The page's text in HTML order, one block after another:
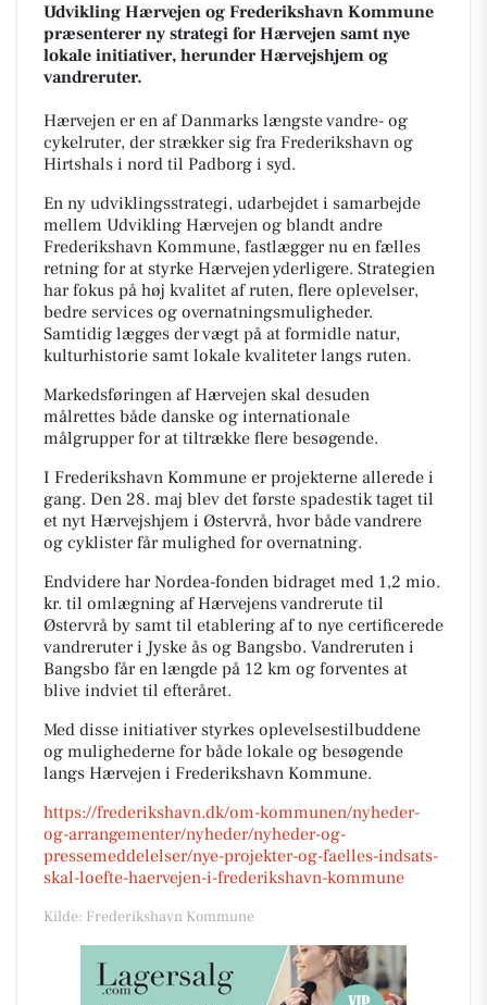
Udvikling Hærvejen og Frederikshavn Kommune
præsenterer ny strategi for Hærvejen samt nye
lokale initiativer, herunder Hærvejshjem og
vandreruter.
Hærvejen er en af Danmarks længste vandre- og
cykelruter, der strækker sig fra Frederikshavn og
Hirtshals i nord til Padborg i syd.
En ny udviklingsstrategi, udarbejdet i samarbejde
mellem Udvikling Hærvejen og blandt andre
Frederikshavn Kommune, fastlægger nu en fælles
retning for at styrke Hærvejen yderligere. Strategien
har fokus på høj kvalitet af ruten, flere oplevelser,
bedre services og overnatningsmuligheder.
Samtidig lægges der vægt på at formidle natur,
kulturhistorie samt lokale kvaliteter langs ruten.
Markedsføringen af Hærvejen skal desuden
målrettes både danske og internationale
målgrupper for at tiltrække flere besøgende.
I Frederikshavn Kommune er projekterne allerede i
gang. Den 28. maj blev det første spadestik taget til
et nyt Hærvejshjem i Østervrå, hvor både vandrere
og cyklister får mulighed for overnatning.
Endvidere har Nordea-fonden bidraget med 1,2 mio.
kr. til omlægning af Hærvejens vandrerute til
Østervrå by samt til etablering af to nye certificerede
vandreruter i Jyske ås og Bangsbo. Vandreruten i
Bangsbo får en længde på 12 km og forventes at
blive indviet til efteråret.
Med disse initiativer styrkes oplevelsestilbuddene
og mulighederne for både lokale og besøgende
langs Hærvejen i Frederikshavn Kommune.
https://frederikshavn.dk/om-kommunen/nyheder-
og-arrangementer/nyheder/nyheder-og-
pressemeddelelser/nye-projekter-og-faelles-indsats-
skal-loefte-haervejen-i-frederikshavn-kommune
Kilde: Frederikshavn Kommune